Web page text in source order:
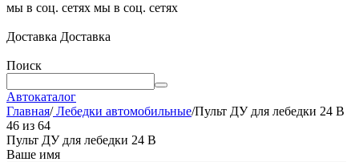
мы в соц. сетях мы в соц. сетях
Доставка Доставка
Поиск
Автокаталог
Главная/Лебедки автомобильные/Пульт ДУ для лебедки 24 В
46 из 64
Пульт ДУ для лебедки 24 В
Ваше имя